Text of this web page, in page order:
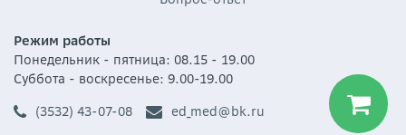
Режим работы
Понедельник - пятница: 08.15 - 19.00
Суббота - воскресенье: 9.00-19.00
(3532) 43-07-08
ed_med@bk.ru